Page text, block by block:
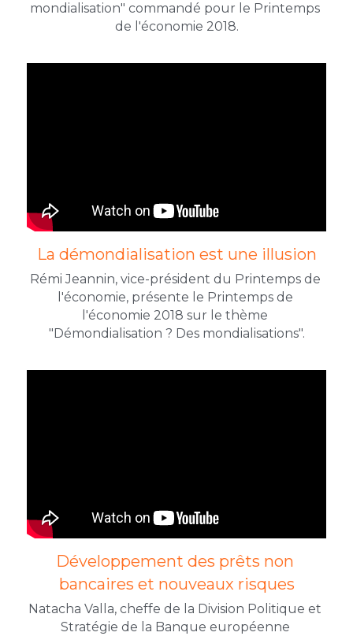
mondialisation" commandé pour le Printemps
de l'économie 2018.
La démondialisation est une illusion
Rémi Jeannin, vice-président du Printemps de
l'économie, présente le Printemps de
l'économie 2018 sur le thème
"Démondialisation ? Des mondialisations".
Développement des prêts non
bancaires et nouveaux risques
Natacha Valla, cheffe de la Division Politique et
Stratégie de la Banque européenne